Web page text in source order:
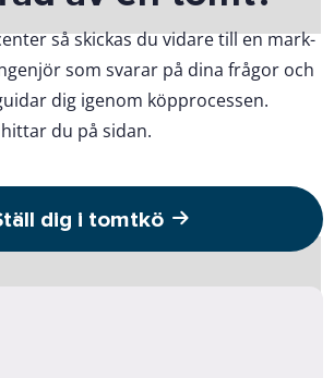
så skickas du vidare till en mark-
som svarar på dina frågor och
dig igenom köpprocessen.
du på sidan.
dig i tomtkö